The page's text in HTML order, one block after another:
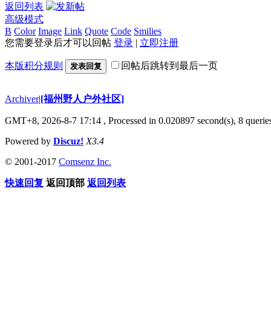
返回列表
高级模式
B Color Image Link Quote Code Smilies
您需要登录后才可以回帖 登录 | 立即注册
本版积分规则 发表回复 回帖后跳转到最后一页
Archiver|[福州野人户外社区]
GMT+8, 2026-8-7 17:14 , Processed in 0.020897 second(s), 8
Powered by Discuz! X3.4
© 2001-2017 Comsenz Inc.
快速回复 返回顶部 返回列表